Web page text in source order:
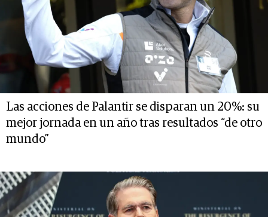
Las acciones de Palantir se disparan un 20%: su
mejor jornada en un año tras resultados “de otro
mundo”